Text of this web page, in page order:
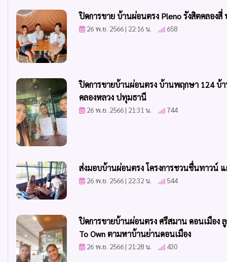
ปิดการขาย บ้านผ่อนตรง Pleno รังสิตคลอง
26 พ.ย. 2566 | 22:16 น. 658
ปิดการขายบ้านผ่อนตรง บ้านพฤกษา 124 บ้
คลองหลวง ปทุมธานี
26 พ.ย. 2566 | 21:31 น. 744
ส่งมอบบ้านผ่อนตรง โครงการชวนชื่นทาวน์
26 พ.ย. 2566 | 22:32 น. 544
ปิดการขายบ้านผ่อนตรง ศรีสมาน ดอนเมือง
To Own ตามหาบ้านย่านดอนเมือง
26 พ.ย. 2566 | 21:28 น. 430